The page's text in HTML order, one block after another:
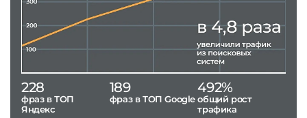
228
фраз в ТОП
Яндекс
189
фраз в ТОП Google
492%
общий рост
трафика